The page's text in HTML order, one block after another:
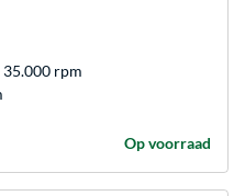
rpm
Op voorraad